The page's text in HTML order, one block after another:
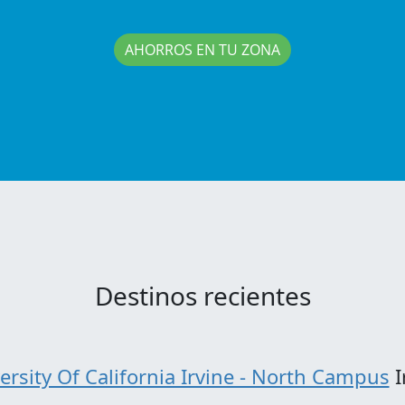
AHORROS EN TU ZONA
Destinos recientes
Of California Irvine - North Campus